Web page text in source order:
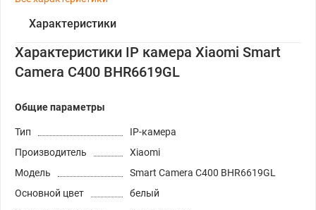
Характеристики
Характеристики IP камера Xiaomi Smart
Camera C400 BHR6619GL
Общие параметры
Тип
IP-камера
Производитель
Xiaomi
Модель
Smart Camera C400 BHR6619GL
Основной цвет
белый